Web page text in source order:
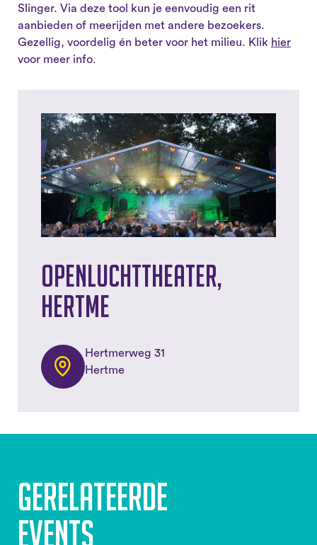
Slinger. Via deze tool kun je eenvoudig een rit
aanbieden of meerijden met andere bezoekers.
Gezellig, voordelig én beter voor het milieu. Klik hier
voor meer info.
Openluchttheater,
Hertme
Hertmerweg 31
Hertme
Gerelateerde
events